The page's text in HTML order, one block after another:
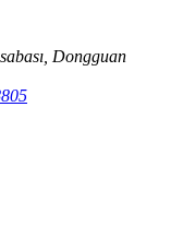
Dongguan